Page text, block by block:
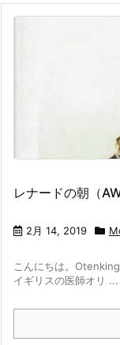
レナードの朝（
2月 14, 2019
こんにちは。
イギリスの医師オリ ...